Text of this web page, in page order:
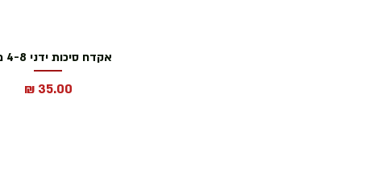
אקדח סיכות ידני 4-8 מ״מ
מחיר